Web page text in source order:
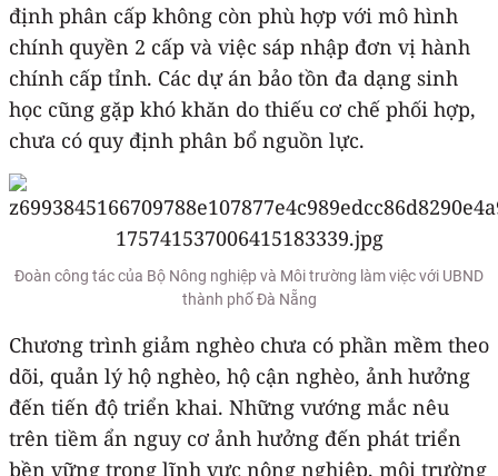
định phân cấp không còn phù hợp với mô hình
chính quyền 2 cấp và việc sáp nhập đơn vị hành
chính cấp tỉnh. Các dự án bảo tồn đa dạng sinh
học cũng gặp khó khăn do thiếu cơ chế phối hợp,
chưa có quy định phân bổ nguồn lực.
Đoàn công tác của Bộ Nông nghiệp và Môi trường làm việc với UBND
thành phố Đà Nẵng
Chương trình giảm nghèo chưa có phần mềm theo
dõi, quản lý hộ nghèo, hộ cận nghèo, ảnh hưởng
đến tiến độ triển khai. Những vướng mắc nêu
trên tiềm ẩn nguy cơ ảnh hưởng đến phát triển
bền vững trong lĩnh vực nông nghiệp, môi trường